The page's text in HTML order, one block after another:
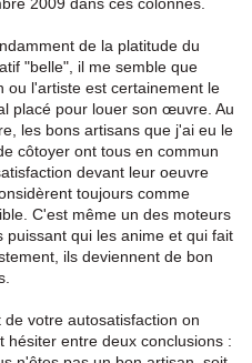
2009 dans ces colonnes.
de la platitude du
"belle", il me semble que
ou l'artiste est certainement le
placé pour louer son œuvre. Au
les bons artisans que j'ai eu le
côtoyer ont tous en commun
devant leur oeuvre
toujours comme
C'est même un des moteurs
puissant qui les anime et qui fait
ils deviennent de bon
de votre autosatisfaction on
hésiter entre deux conclusions :